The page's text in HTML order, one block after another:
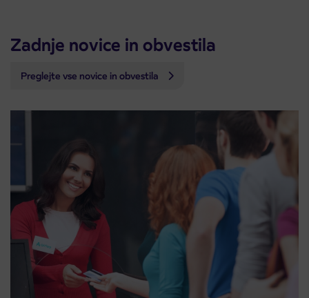
Zadnje novice in obvestila
Preglejte vse novice in obvestila